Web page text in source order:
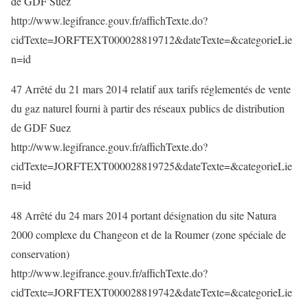
http://www.legifrance.gouv.fr/affichTexte.do?
cidTexte=JORFTEXT000028819712&dateTexte=&categorieLie
n=id
47 Arrêté du 21 mars 2014 relatif aux tarifs réglementés de vente
du gaz naturel fourni à partir des réseaux publics de distribution
de GDF Suez
http://www.legifrance.gouv.fr/affichTexte.do?
cidTexte=JORFTEXT000028819725&dateTexte=&categorieLie
n=id
48 Arrêté du 24 mars 2014 portant désignation du site Natura
2000 complexe du Changeon et de la Roumer (zone spéciale de
conservation)
http://www.legifrance.gouv.fr/affichTexte.do?
cidTexte=JORFTEXT000028819742&dateTexte=&categorieLie